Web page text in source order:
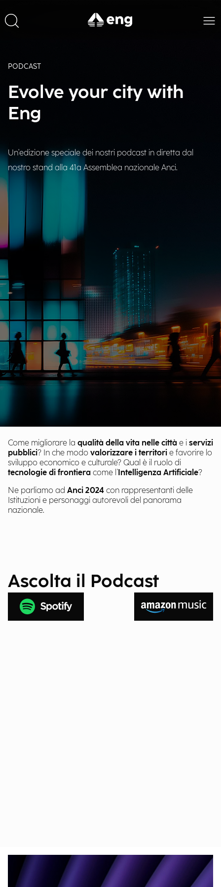
PODCAST
Evolve your city with
Eng
Un'edizione speciale dei nostri podcast in diretta dal
nostro stand alla 41a Assemblea nazionale Anci.
Come migliorare la qualità della vita nelle città e i servizi
pubblici? In che modo valorizzare i territori e favorire lo
sviluppo economico e culturale? Qual è il ruolo di
tecnologie di frontiera come l'Intelligenza Artificiale?
Ne parliamo ad Anci 2024 con rappresentanti delle
Istituzioni e personaggi autorevoli del panorama
nazionale.
Ascolta il Podcast